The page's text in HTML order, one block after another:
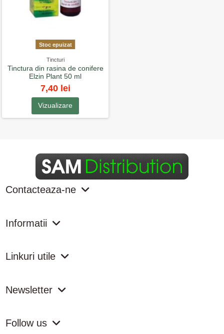
Stoc epuizat
Tincturi
Tinctura din rasina de conifere
Elzin Plant 50 ml
7,40 lei
Vizualizare
Contacteaza-ne
Informatii
Linkuri utile
Newsletter
Follow us